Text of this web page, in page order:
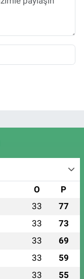
O P
33 77
33 73
33 69
33 59
33 55